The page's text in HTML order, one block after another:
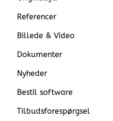
Referencer
Billede & Video
Dokumenter
Nyheder
Bestil software
Tilbudsforespørgsel